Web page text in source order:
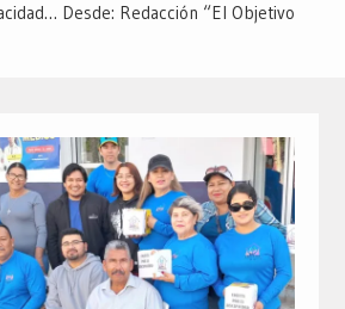
Desde: Redacción “El Objetivo